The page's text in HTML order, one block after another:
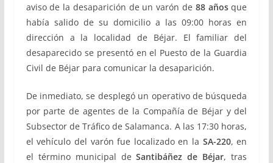
aviso de la desaparición de un varón de 88 añosque
había salido de su domicilio a las 09:00 horas en
dirección a la localidad de Béjar. El familiar del
desaparecido se presentó en el Puesto de la Guardia
Civil de Béjar para comunicar la desaparición.
De inmediato, se desplegó un operativo de búsqueda
por parte de agentes de la Compañía de Béjar y del
Subsector de Tráfico de Salamanca. A las 17:30 horas,
el vehículo del varón fue localizado en la SA-220, en
el término municipal deSantibáñez de Béjar, tras